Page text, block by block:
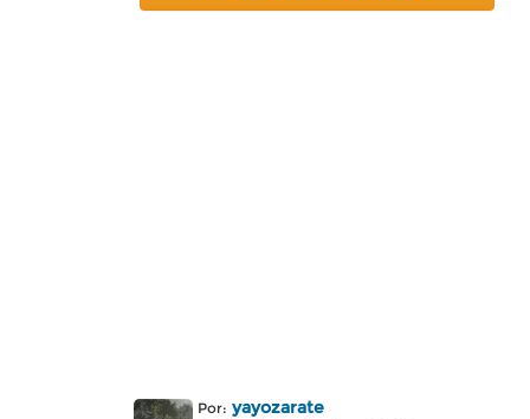
Por: yayozarate